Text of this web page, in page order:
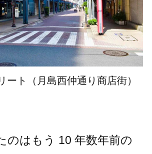
ート（月島西仲通り商店街）
のはもう 10 年数年前の